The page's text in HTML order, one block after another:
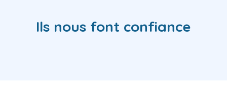
Ils nous font confiance